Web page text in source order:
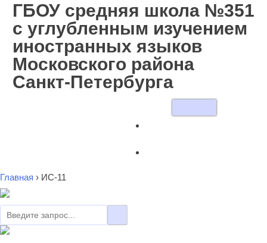
ГБОУ средняя школа №351
с углубленным изучением
иностранных языков
Московского района
Санкт-Петербурга
Главная › ИС-11